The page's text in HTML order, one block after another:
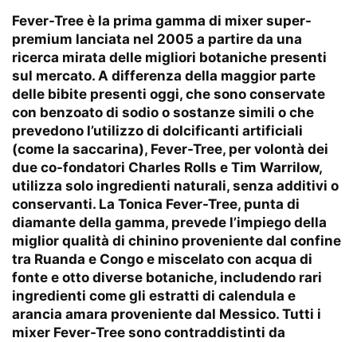
Fever-Tree è la prima gamma di mixer super-
premium lanciata nel 2005 a partire da una
ricerca mirata delle migliori botaniche presenti
sul mercato. A differenza della maggior parte
delle bibite presenti oggi, che sono conservate
con benzoato di sodio o sostanze simili o che
prevedono l’utilizzo di dolcificanti artificiali
(come la saccarina), Fever-Tree, per volontà dei
due co-fondatori Charles Rolls e Tim Warrilow,
utilizza solo ingredienti naturali, senza additivi o
conservanti. La Tonica Fever-Tree, punta di
diamante della gamma, prevede l’impiego della
miglior qualità di chinino proveniente dal confine
tra Ruanda e Congo e miscelato con acqua di
fonte e otto diverse botaniche, includendo rari
ingredienti come gli estratti di calendula e
arancia amara proveniente dal Messico. Tutti i
mixer Fever-Tree sono contraddistinti da